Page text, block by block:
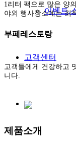
이벤트,
고객센터
1리터 팩으로 많은 양
야외 행사장소에는 최
부페레스토랑
고객들에게 건강하고
니다.
제품소개